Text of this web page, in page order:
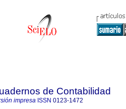
de Contabilidad
impresa ISSN 0123-1472